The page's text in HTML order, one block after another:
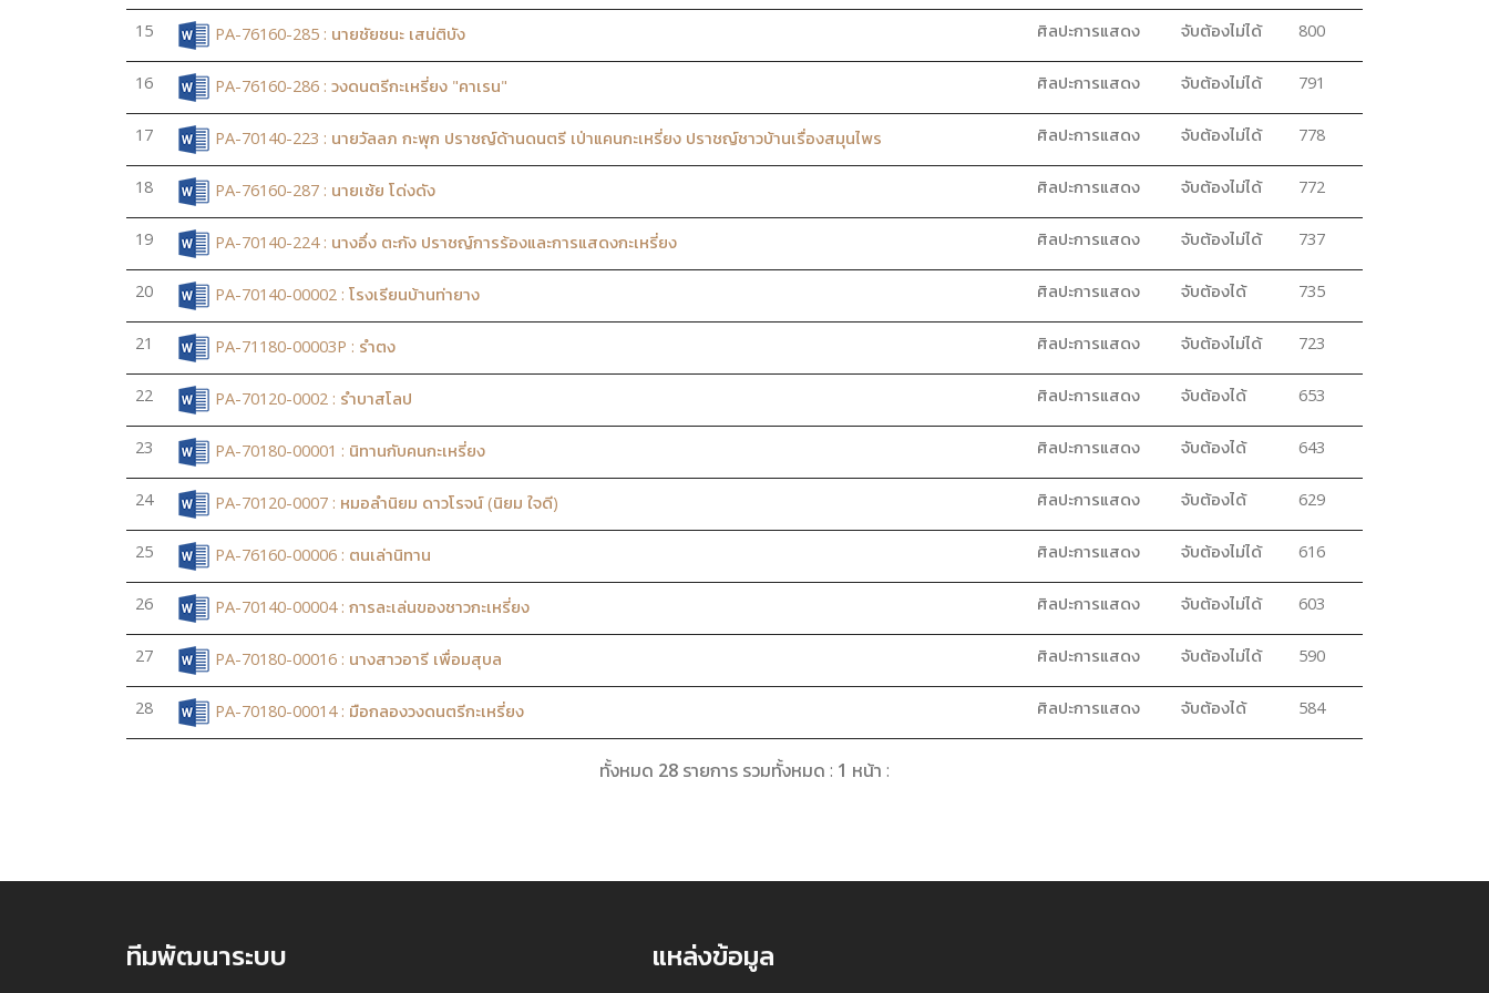
15 PA-76160-285 : นายชัยชนะ เสน่ติบัง ศิลปะการแสดง จับต้องไม่ได้ 800
16 PA-76160-286 : วงดนตรีกะเหรี่ยง "คาเรน" ศิลปะการแสดง จับต้องไม่ได้ 791
17 PA-70140-223 : นายวัลลภ กะพุก ปราชญ์ด้านดนตรี เป่าแคนกะเหรี่ยง ปราชญ์ชาวบ้านเรื่องสมุนไพร ศิลปะการแสดง จับต้องไม่ได้ 778
18 PA-76160-287 : นายเซ้ย โด่งดัง ศิลปะการแสดง จับต้องไม่ได้ 772
19 PA-70140-224 : นางอึ่ง ตะกัง ปราชญ์การร้องและการแสดงกะเหรี่ยง ศิลปะการแสดง จับต้องไม่ได้ 737
20 PA-70140-00002 : โรงเรียนบ้านท่ายาง ศิลปะการแสดง จับต้องได้ 735
21 PA-71180-00003P : รำตง ศิลปะการแสดง จับต้องไม่ได้ 723
22 PA-70120-0002 : รำบาสโลป ศิลปะการแสดง จับต้องได้ 653
23 PA-70180-00001 : นิทานกับคนกะเหรี่ยง ศิลปะการแสดง จับต้องได้ 643
24 PA-70120-0007 : หมอลำนิยม ดาวโรจน์ (นิยม ใจดี) ศิลปะการแสดง จับต้องได้ 629
25 PA-76160-00006 : ตนเล่านิทาน ศิลปะการแสดง จับต้องไม่ได้ 616
26 PA-70140-00004 : การละเล่นของชาวกะเหรี่ยง ศิลปะการแสดง จับต้องไม่ได้ 603
27 PA-70180-00016 : นางสาวอารี เพื่อมสุบล ศิลปะการแสดง จับต้องไม่ได้ 590
28 PA-70180-00014 : มือกลองวงดนตรีกะเหรี่ยง ศิลปะการแสดง จับต้องได้ 584
ทั้งหมด 28 รายการ รวมทั้งหมด : 1 หน้า :
ทีมพัฒนาระบบ แหล่งข้อมูล